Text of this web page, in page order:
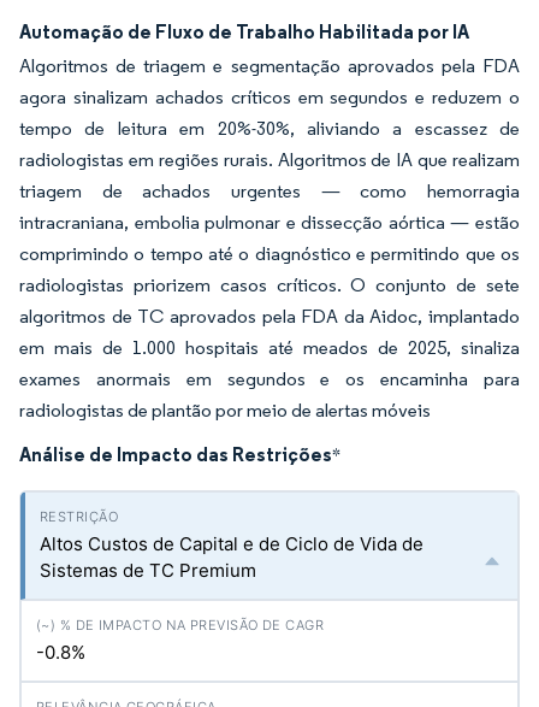
Automação de Fluxo de Trabalho Habilitada por IA
Algoritmos de triagem e segmentação aprovados pela FDA
agora sinalizam achados críticos em segundos e reduzem o
tempo de leitura em 20%-30%, aliviando a escassez de
radiologistas em regiões rurais. Algoritmos de IA que realizam
triagem de achados urgentes — como hemorragia
intracraniana, embolia pulmonar e dissecção aórtica — estão
comprimindo o tempo até o diagnóstico e permitindo que os
radiologistas priorizem casos críticos. O conjunto de sete
algoritmos de TC aprovados pela FDA da Aidoc, implantado
em mais de 1.000 hospitais até meados de 2025, sinaliza
exames anormais em segundos e os encaminha para
radiologistas de plantão por meio de alertas móveis
Análise de Impacto das Restrições*
Altos Custos de Capital e de Ciclo de Vida de
Sistemas de TC Premium
-0.8%